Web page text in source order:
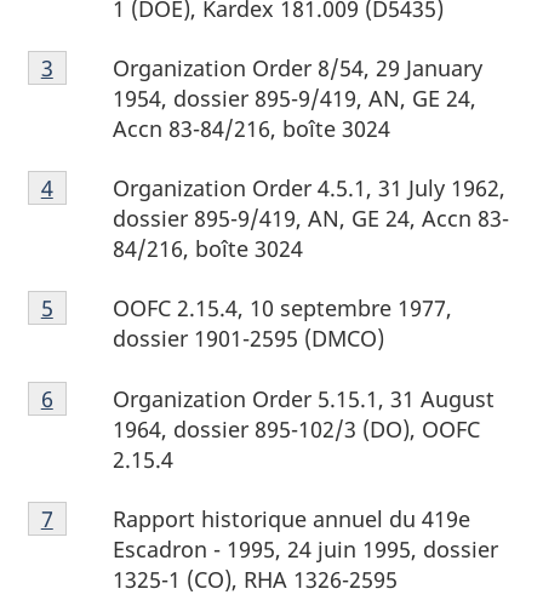
page
2
1 (DOE), Kardex 181.009 (D5435)
Note
de
page
3
Organization Order 8/54, 29 January
1954, dossier 895-9/419, AN, GE 24,
Accn 83-84/216, boîte 3024
Retour à la référence de note de bas de page
3
Note
de
page
4
Organization Order 4.5.1, 31 July 1962,
dossier 895-9/419, AN, GE 24, Accn 83-
84/216, boîte 3024
Retour à la référence de note de bas de page
4
Note
de
de
page
OOFC 2.15.4, 10 septembre 1977,
dossier 1901-2595 (DMCO)
Retour à la référence de note de bas de page
5
Note
de
page
6
Organization Order 5.15.1, 31 August
1964, dossier 895-102/3 (DO), OOFC
2.15.4
Retour à la référence de note de bas de page
6
Note
de
Rapport historique annuel du 419e
Escadron - 1995, 24 juin 1995, dossier
1325-1 (CO), RHA 1326-2595
Retour à la référence de note de bas de page
7